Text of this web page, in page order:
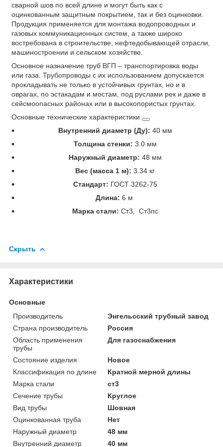
сварной шов по всей длине и могут быть как с
оцинкованным защитным покрытием, так и без оцинковки.
Продукция применяется для монтажа водопроводных и
газовых коммуникационных систем, а также широко
востребована в строительстве, нефтедобывающей отрасли,
машиностроении и сельском хозяйстве.
Основное назначение труб ВГП – транспортировка воды
или газа. Трубопроводы с их использованием допускается
прокладывать не только в устойчивых грунтах, но и в
оврагах, по эстакадам и мостам, под руслами рек и даже в
сейсмоопасных районах или в высокопористых грунтах.
Основные технические характеристики
Внутренний диаметр (Ду): 40 мм
Толщина стенки: 3.0 мм
Наружный диаметр: 48 мм
Вес (масса 1 м): 3.34 кг
Стандарт: ГОСТ 3262-75
Длина: 6 м
Марка стали: Ст3, Ст3пс
Скрыть
Характеристики
Основные
Производитель
Энгельсский трубный завод
Страна производитель
Россия
Область применения
трубы
Для газоснабжения
Состояние изделия
Новое
Классификация по длине
Кратной мерной длины
Марка стали
ст3
Сечение трубы
Круглое
Вид трубы
Шовная
Оцинкованная труба
Нет
Наружный диаметр
48 мм
Внутренний диаметр
40 мм